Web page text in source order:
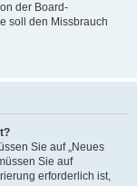
der Board-
soll den Missbrauch
Sie auf „Neues
Sie auf
erforderlich ist,